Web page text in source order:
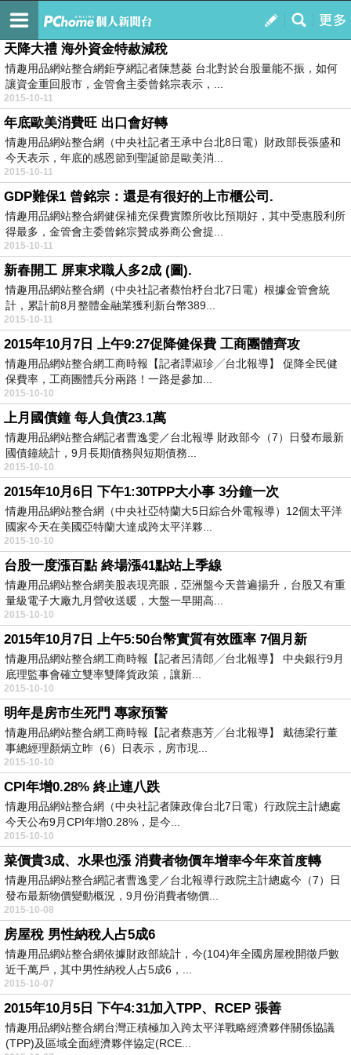
我的
訂閱
財經新聞
天降大禮 海外資金特赦減稅
情趣用品網站整合網鉅亨網記者陳慧菱 台北對於台股量能不振，如何
讓資金重回股市，金管會主委曾銘宗表示，...
2015-10-11
年底歐美消費旺 出口會好轉
情趣用品網站整合網（中央社記者王承中台北8日電）財政部長張盛和
今天表示，年底的感恩節到聖誕節是歐美消...
2015-10-11
GDP難保1 曾銘宗：還是有很好的上市櫃公司.
情趣用品網站整合網健保補充保費實際所收比預期好，其中受惠股利所
得最多，金管會主委曾銘宗贊成券商公會提...
2015-10-11
新春開工 屏東求職人多2成 (圖).
情趣用品網站整合網（中央社記者蔡怡杼台北7日電）根據金管會統
計，累計前8月整體金融業獲利新台幣389...
2015-10-11
2015年10月7日 上午9:27促降健保費 工商團體齊攻
情趣用品網站整合網工商時報【記者譚淑珍╱台北報導】 促降全民健
保費率，工商團體兵分兩路！一路是參加...
2015-10-10
上月國債鐘 每人負債23.1萬
情趣用品網站整合網記者曹逸雯／台北報導 財政部今（7）日發布最新
國債鐘統計，9月長期債務與短期債務...
2015-10-10
2015年10月6日 下午1:30TPP大小事 3分鐘一次
情趣用品網站整合網（中央社亞特蘭大5日綜合外電報導）12個太平洋
國家今天在美國亞特蘭大達成跨太平洋夥...
2015-10-10
台股一度漲百點 終場漲41點站上季線
情趣用品網站整合網美股表現亮眼，亞洲盤今天普遍揚升，台股又有重
量級電子大廠九月營收送暖，大盤一早開高...
2015-10-10
2015年10月7日 上午5:50台幣實質有效匯率 7個月新
情趣用品網站整合網工商時報【記者呂清郎╱台北報導】 中央銀行9月
底理監事會確立雙率雙降貨政策，讓新...
2015-10-10
明年是房市生死門 專家預警
情趣用品網站整合網工商時報【記者蔡惠芳╱台北報導】 戴德梁行董
事總經理顏炳立昨（6）日表示，房市現...
2015-10-10
CPI年增0.28% 終止連八跌
情趣用品網站整合網（中央社記者陳政偉台北7日電）行政院主計總處
今天公布9月CPI年增0.28%，是今...
2015-10-10
菜價貴3成、水果也漲 消費者物價年增率今年來首度轉
情趣用品網站整合網記者曹逸雯／台北報導行政院主計總處今（7）日
發布最新物價變動概況，9月份消費者物價...
2015-10-08
房屋稅 男性納稅人占5成6
情趣用品網站整合網依據財政部統計，今(104)年全國房屋稅開徵戶數
近千萬戶，其中男性納稅人占5成6，...
2015-10-07
2015年10月5日 下午4:31加入TPP、RCEP 張善
情趣用品網站整合網台灣正積極加入跨太平洋戰略經濟夥伴關係協議
(TPP)及區域全面經濟夥伴協定(RCE...